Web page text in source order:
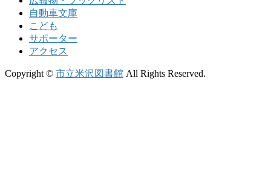
自動車文庫
こども
サポーター
アクセス
Copyright © 市立米沢図書館 All Rights Reserved.